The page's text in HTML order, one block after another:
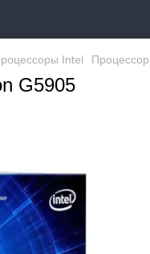
Intel
G5905